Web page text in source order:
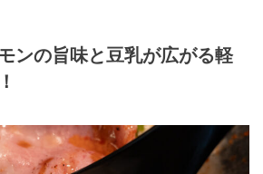
ンの旨味と豆乳が広がる軽